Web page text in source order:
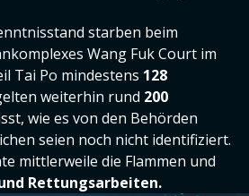
starben beim
Wang Fuk Court im
Tai Po mindestens 128
weiterhin rund 200
wie es von den Behörden
seien noch nicht identifiziert.
mittlerweile die Flammen und
Rettungsarbeiten.